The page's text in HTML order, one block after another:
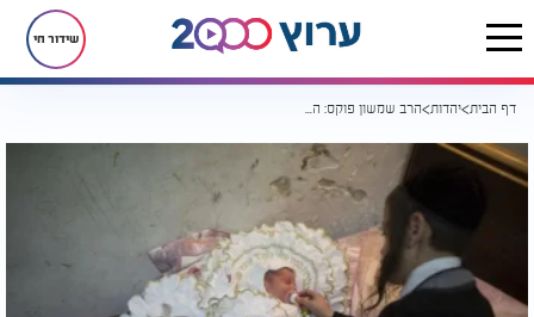
שידור חי
דף הבית יהדות הרב שמשון פוקס: האם מותר לקרוא שם לפני הברית?